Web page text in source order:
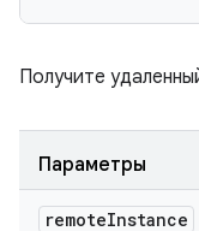
Получите
Параметры
remoteInstance